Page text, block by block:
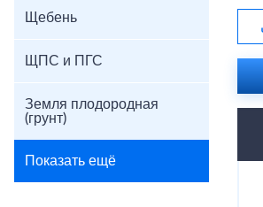
Щебень
ЩПС и ПГС
Земля плодородная
(грунт)
Показать ещё